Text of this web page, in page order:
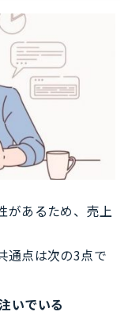
があるため、売上
通点は次の3点で
いでいる